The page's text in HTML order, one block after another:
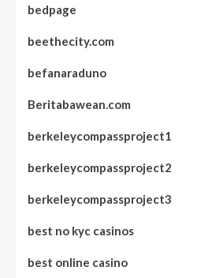
bedpage
beethecity.com
befanaraduno
Beritabawean.com
berkeleycompassproject1
berkeleycompassproject2
berkeleycompassproject3
best no kyc casinos
best online casino